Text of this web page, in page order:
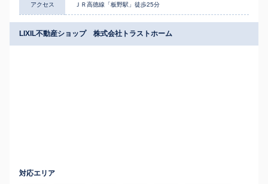
アクセス ＪＲ高徳線「板野駅」徒歩25分
LIXIL不動産ショップ 株式会社トラストホーム
対応エリア